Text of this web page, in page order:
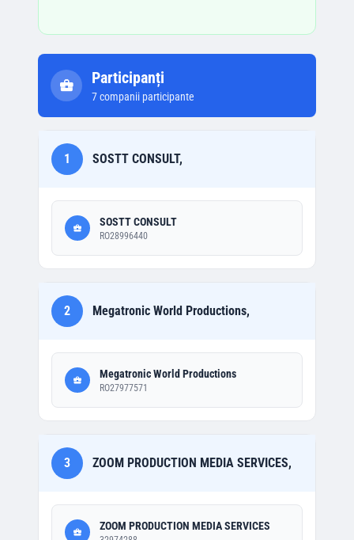
Participanți
7companii participante
1 SOSTT CONSULT,
SOSTT CONSULT
RO28996440
2 Megatronic World Productions,
Megatronic World Productions
RO27977571
3 ZOOM PRODUCTION MEDIA SERVICES,
ZOOM PRODUCTION MEDIA SERVICES